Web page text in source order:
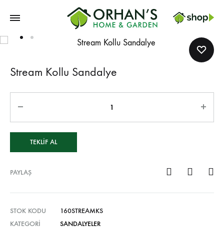
Stream Kollu Sandalye
TEKLIF AL
PAYLAŞ
STOK KODU
160STREAMKS
KATEGORI
SANDALYELER